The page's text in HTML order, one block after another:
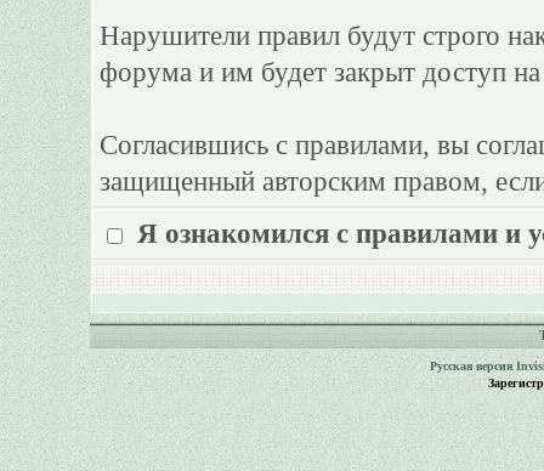
Нарушители правил будут строго
форума и им будет закрыт доступ
Согласившись с правилами, вы
защищенный авторским правом,
Я ознакомился с правилами и
Русская версия